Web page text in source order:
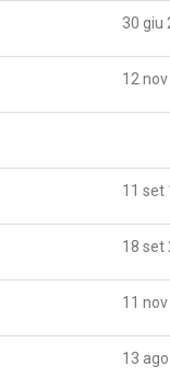
30 giu
12 nov
11 set
18 set
11
13